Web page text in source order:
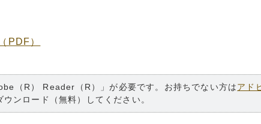
PDF）
（R） Reader（R）」が必要です。お持ちでない方はアド
ウンロード（無料）してください。